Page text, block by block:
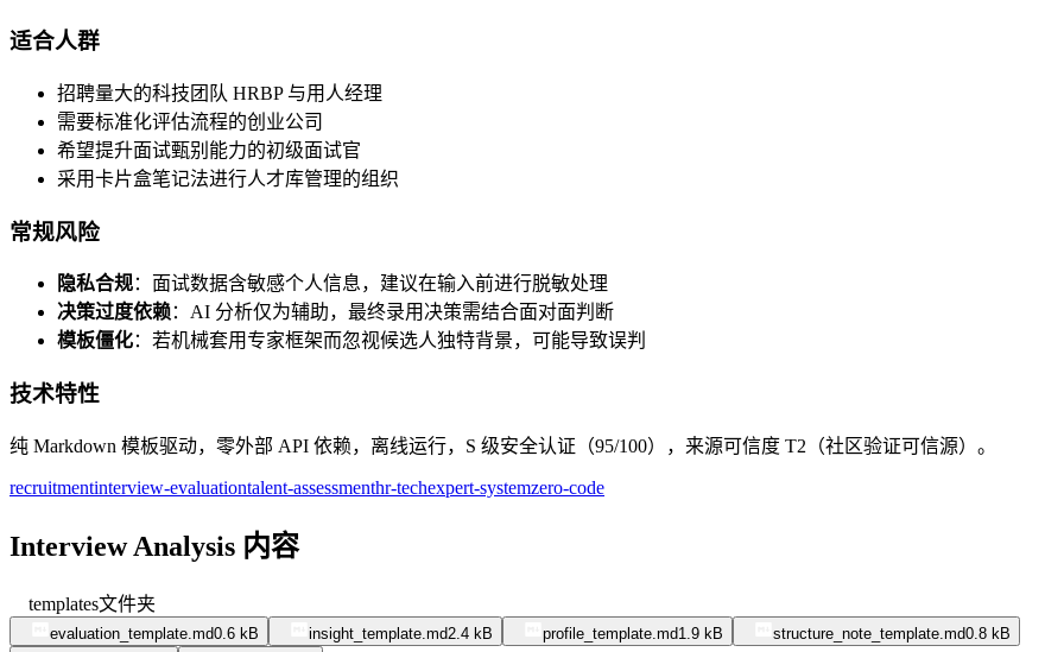
适合人群
招聘量大的科技团队 HRBP 与用人经理
需要标准化评估流程的创业公司
希望提升面试甄别能力的初级面试官
采用卡片盒笔记法进行人才库管理的组织
常规风险
隐私合规：面试数据含敏感个人信息，建议在输入前进行脱敏处理
决策过度依赖：AI 分析仅为辅助，最终录用决策需结合面对面判断
模板僵化：若机械套用专家框架而忽视候选人独特背景，可能导致误判
技术特性
纯 Markdown 模板驱动，零外部 API 依赖，离线运行，S 级安全认证（95/100），来源可信度 T2（社区验证可信源）。
recruitmentinterview-evaluationtalent-assessmenthr-techexpert-systemzero-code
Interview Analysis 内容
templates文件夹
evaluation_template.md0.6 kB insight_template.md2.4 kB profile_template.md1.9 kB structure_note_template.md0.8 kB